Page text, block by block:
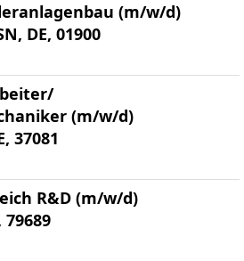
(m/w/d)
DE, 01900
(m/w/d)
37081
R&D (m/w/d)